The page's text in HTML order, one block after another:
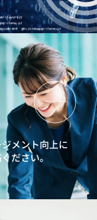
メント向上に
ださい。